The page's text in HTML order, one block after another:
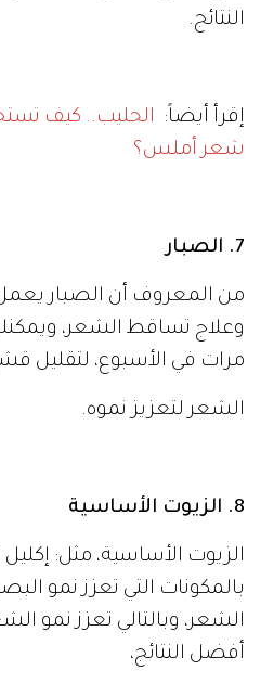
النتائج.
إقرأ أيضاً: الحليب.. كيف
شعر أملس؟
7. الصبار
من المعروف أن الصبار
وعلاج تساقط الشعر،
مرات في الأسبوع، لتقليل
الشعر لتعزيز نموه.
8. الزيوت الأساسية
الزيوت الأساسية، مثل: إكليل
بالمكونات التي تعزز نمو
الشعر، وبالتالي تعزز نمو
أفضل النتائج،